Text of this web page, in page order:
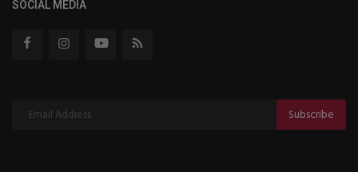
SOCIAL MEDIA
Subscribe